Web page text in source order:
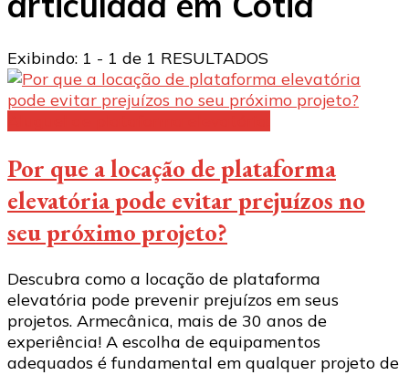
Exibindo: 1 - 1 de 1 RESULTADOS
Por que a locação de plataforma
elevatória pode evitar prejuízos no
seu próximo projeto?
Descubra como a locação de plataforma
elevatória pode prevenir prejuízos em seus
projetos. Armecânica, mais de 30 anos de
experiência! A escolha de equipamentos
adequados é fundamental em qualquer projeto de